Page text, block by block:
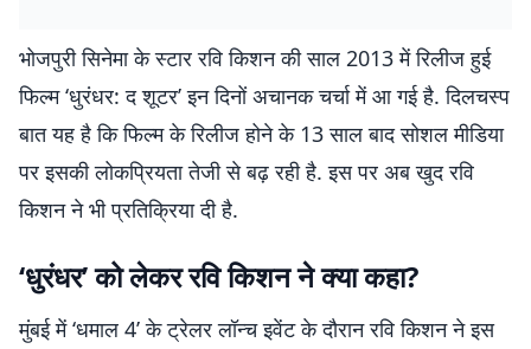
भोजपुरी सिनेमा के स्टार रवि किशन की साल 2013 में रिलीज हुई
फिल्म ‘धुरंधर: द शूटर’ इन दिनों अचानक चर्चा में आ गई है. दिलचस्प
बात यह है कि फिल्म के रिलीज होने के 13 साल बाद सोशल मीडिया
पर इसकी लोकप्रियता तेजी से बढ़ रही है. इस पर अब खुद रवि
किशन ने भी प्रतिक्रिया दी है.
‘धुरंधर’ को लेकर रवि किशन ने क्या कहा?
मुंबई में ‘धमाल 4’ के ट्रेलर लॉन्च इवेंट के दौरान रवि किशन ने इस